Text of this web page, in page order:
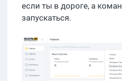
если ты в дороге, а
запускаться.